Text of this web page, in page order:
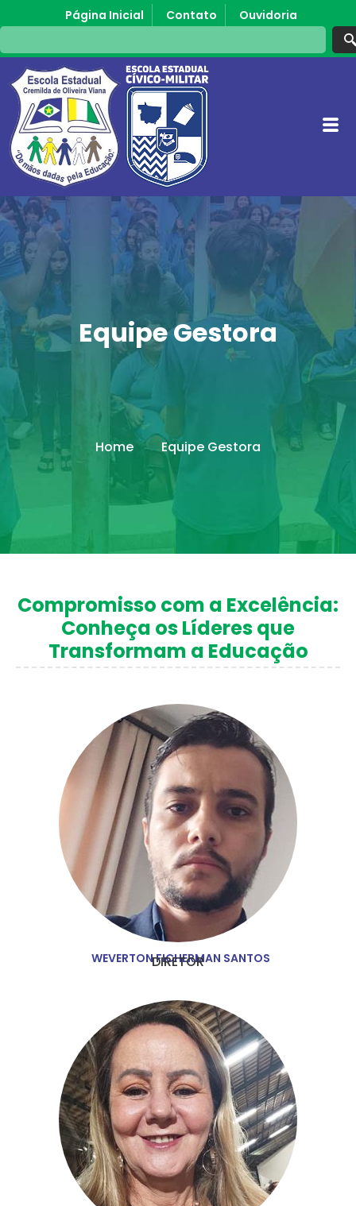
Página Inicial Contato Ouvidoria
Equipe Gestora
Home Equipe Gestora
Compromisso com a Excelência:
Conheça os Líderes que
Transformam a Educação
WEVERTON FICHERMAN SANTOS
DIRETOR